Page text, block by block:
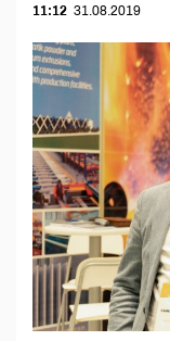
11:12 31.08.2019